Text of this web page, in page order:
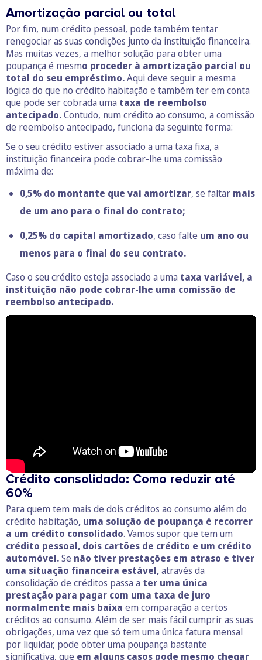
Amortização parcial ou total
Por fim, num crédito pessoal, pode também tentar
renegociar as suas condições junto da instituição financeira.
Mas muitas vezes, a melhor solução para obter uma
poupança é mesmo proceder à amortização parcial ou
total do seu empréstimo.Aqui deve seguir a mesma
lógica do que no crédito habitação e também ter em conta
que pode ser cobrada uma taxa de reembolso
antecipado.Contudo, num crédito ao consumo, a comissão
de reembolso antecipado, funciona da seguinte forma:
Se o seu crédito estiver associado a uma taxa fixa, a
instituição financeira pode cobrar-lhe uma comissão
máxima de:
0,5% do montante que vai amortizar, se faltar mais
de um ano para o final do contrato;
0,25% do capital amortizado, caso falte um ano ou
menos para o final do seu contrato.
Caso o seu crédito esteja associado a uma taxa variável, a
instituição não pode cobrar-lhe uma comissão de
reembolso antecipado.
Crédito consolidado: Como reduzir até
60%
Para quem tem mais de dois créditos ao consumo além do
crédito habitação, uma solução de poupança é recorrer
a um crédito consolidado. Vamos supor que tem um
crédito pessoal, dois cartões de crédito e um crédito
automóvel.Se não tiver prestações em atraso e tiver
uma situação financeira estável,através da
consolidação de créditos passa a ter uma única
prestação para pagar com uma taxa de juro
normalmente mais baixa em comparação a certos
créditos ao consumo. Além de ser mais fácil cumprir as suas
obrigações, uma vez que só tem uma única fatura mensal
por liquidar, pode obter uma poupança bastante
significativa, que em alguns casos pode mesmo chegar